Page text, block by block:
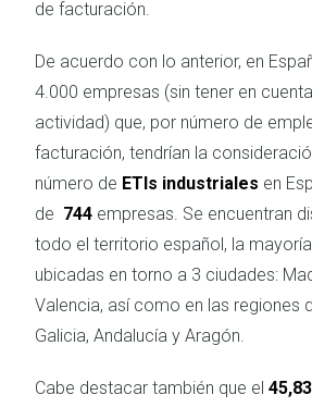
de facturación.
De acuerdo con lo anterior, en
4.000 empresas (sin tener en
actividad) que, por número de
facturación, tendrían la
número de ETIs industriales en
de 744 empresas. Se encuentran
todo el territorio español, la
ubicadas en torno a 3 ciudades:
Valencia, así como en las regiones
Galicia, Andalucía y Aragón.
Cabe destacar también que el